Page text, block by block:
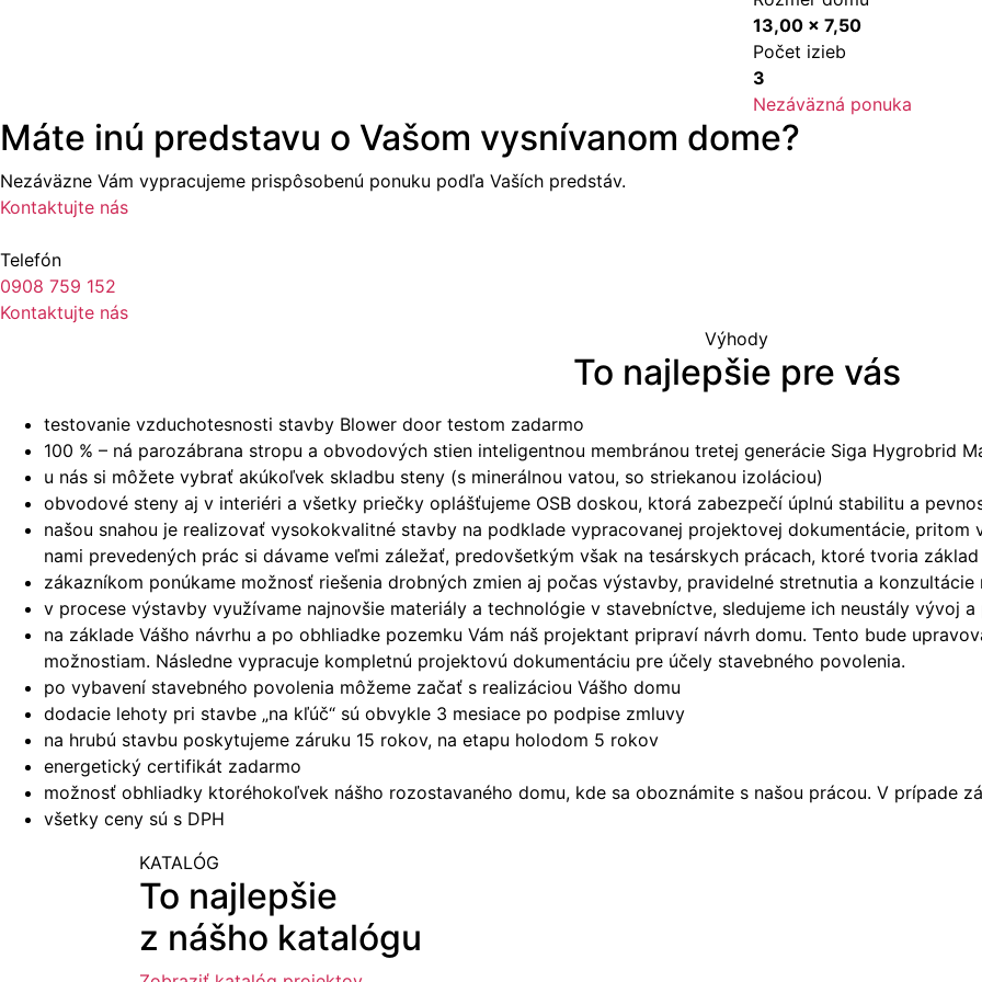
13,00 x 7,50
Počet izieb
3
Nezáväzná ponuka
Máte inú predstavu o Vašom vysnívanom dome?
Nezáväzne Vám vypracujeme prispôsobenú ponuku podľa Vaších predstáv.
Kontaktujte nás
Telefón
0908 759 152
Kontaktujte nás
Výhody
To najlepšie pre vás
testovanie vzduchotesnosti stavby Blower door testom zadarmo
100 % – ná parozábrana stropu a obvodových stien inteligentnou membránou tretej generácie Siga Hygrobrid
u nás si môžete vybrať akúkoľvek skladbu steny (s minerálnou vatou, so striekanou izoláciou)
obvodové steny aj v interiéri a všetky priečky oplášťujeme OSB doskou, ktorá zabezpečí úplnú stabilitu a
našou snahou je realizovať vysokokvalitné stavby na podklade vypracovanej projektovej dokumentácie,
nami prevedených prác si dávame veľmi záležať, predovšetkým však na tesárskych prácach, ktoré tvoria
zákazníkom ponúkame možnosť riešenia drobných zmien aj počas výstavby, pravidelné stretnutia a
v procese výstavby využívame najnovšie materiály a technológie v stavebníctve, sledujeme ich neustály vývoj a
na základe Vášho návrhu a po obhliadke pozemku Vám náš projektant pripraví návrh domu. Tento bude
možnostiam. Následne vypracuje kompletnú projektovú dokumentáciu pre účely stavebného povolenia.
po vybavení stavebného povolenia môžeme začať s realizáciou Vášho domu
dodacie lehoty pri stavbe „na kľúč“ sú obvykle 3 mesiace po podpise zmluvy
na hrubú stavbu poskytujeme záruku 15 rokov, na etapu holodom 5 rokov
energetický certifikát zadarmo
možnosť obhliadky ktoréhokoľvek nášho rozostavaného domu, kde sa oboznámite s našou prácou. V prípade
všetky ceny sú s DPH
KATALÓG
To najlepšie
z nášho katalógu